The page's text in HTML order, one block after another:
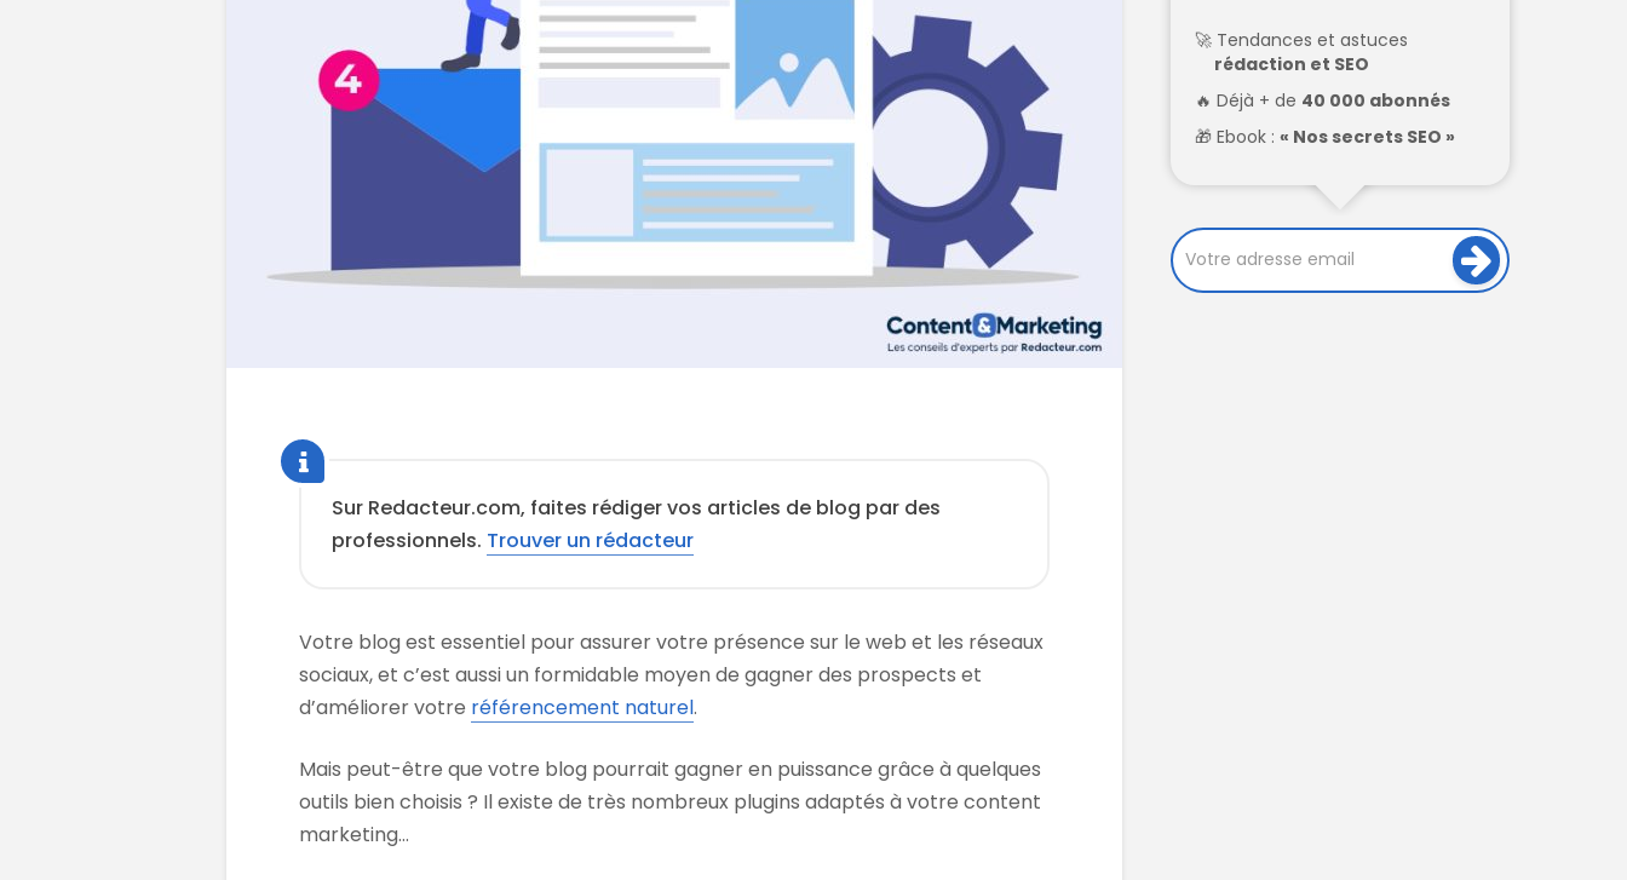
Sur Redacteur.com, faites rédiger vos articles de blog par des
professionnels. Trouver un rédacteur
Votre blog est essentiel pour assurer votre présence sur le web et les réseaux
sociaux, et c’est aussi un formidable moyen de gagner des prospects et
d’améliorer votre référencement naturel.
Mais peut-être que votre blog pourrait gagner en puissance grâce à quelques
outils bien choisis ? Il existe de très nombreux plugins adaptés à votre content
marketing…
Tendances et astuces
rédaction et SEO
Déjà + de 40 000 abonnés
Ebook : « Nos secrets SEO »